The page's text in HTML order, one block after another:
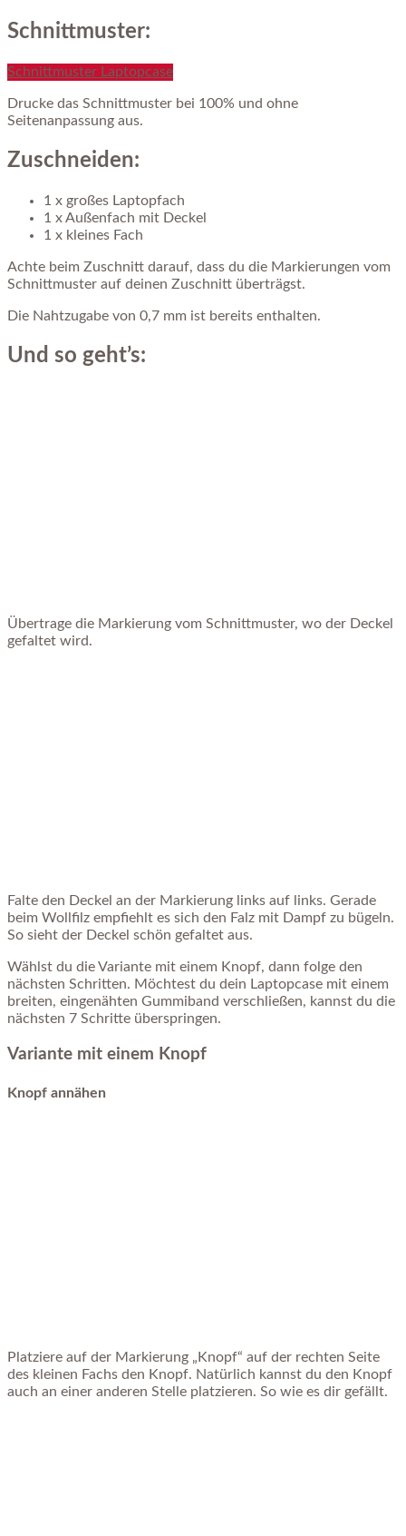
Schnittmuster:
Schnittmuster Laptopcase
Drucke das Schnittmuster bei 100% und ohne
Seitenanpassung aus.
Zuschneiden:
1 x großes Laptopfach
1 x Außenfach mit Deckel
1 x kleines Fach
Achte beim Zuschnitt darauf, dass du die Markierungen vom
Schnittmuster auf deinen Zuschnitt überträgst.
Die Nahtzugabe von 0,7 mm ist bereits enthalten.
Und so geht’s:
Übertrage die Markierung vom Schnittmuster, wo der Deckel
gefaltet wird.
Falte den Deckel an der Markierung links auf links. Gerade
beim Wollfilz empfiehlt es sich den Falz mit Dampf zu bügeln.
So sieht der Deckel schön gefaltet aus.
Wählst du die Variante mit einem Knopf, dann folge den
nächsten Schritten. Möchtest du dein Laptopcase mit einem
breiten, eingenähten Gummiband verschließen, kannst du die
nächsten 7 Schritte überspringen.
Variante mit einem Knopf
Knopf annähen
Platziere auf der Markierung „Knopf“ auf der rechten Seite
des kleinen Fachs den Knopf. Natürlich kannst du den Knopf
auch an einer anderen Stelle platzieren. So wie es dir gefällt.